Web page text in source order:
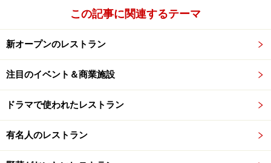
この記事に関連するテーマ
新オープンのレストラン
注目のイベント＆商業施設
ドラマで使われたレストラン
有名人のレストラン